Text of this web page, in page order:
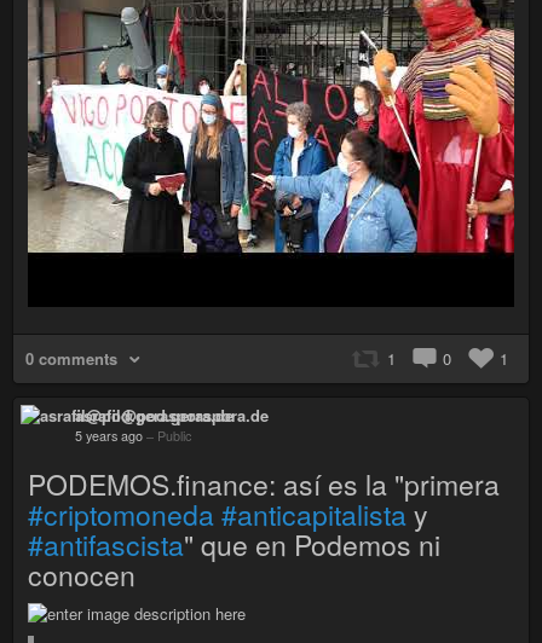
0 comments 1 0 1
asrafil@pod.geraspora.de
5 years ago – Public
PODEMOS.finance: así es la "primera
#criptomoneda#anticapitalistay
#antifascista" que en Podemos ni
conocen